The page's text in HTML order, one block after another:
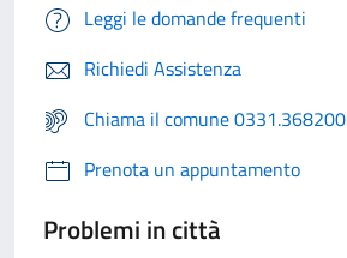
Leggi le domande frequenti
Richiedi Assistenza
Chiama il comune 0331.368200
Prenota un appuntamento
Problemi in città